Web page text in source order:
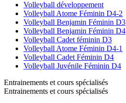
Volleyball développement
Volleyball Atome Féminin D4-2
Volleyball Benjamin Féminin D3
Volleyball Benjamin Féminin D4
Volleyball Cadet féminin D3
Volleyball Atome Féminin D4-1
Volleyball Cadet Féminin D4
Volleyball Juvénile Féminin D4
Entrainements et cours spécialisés
Entrainements et cours spécialisés